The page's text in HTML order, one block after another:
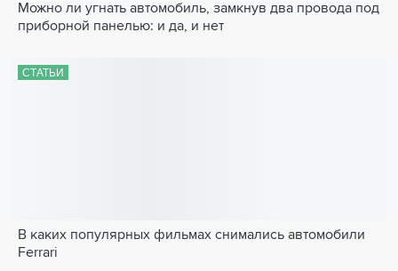
Можно ли угнать автомобиль, замкнув два провода под
приборной панелью: и да, и нет
СТАТЬИ
В каких популярных фильмах снимались автомобили
Ferrari